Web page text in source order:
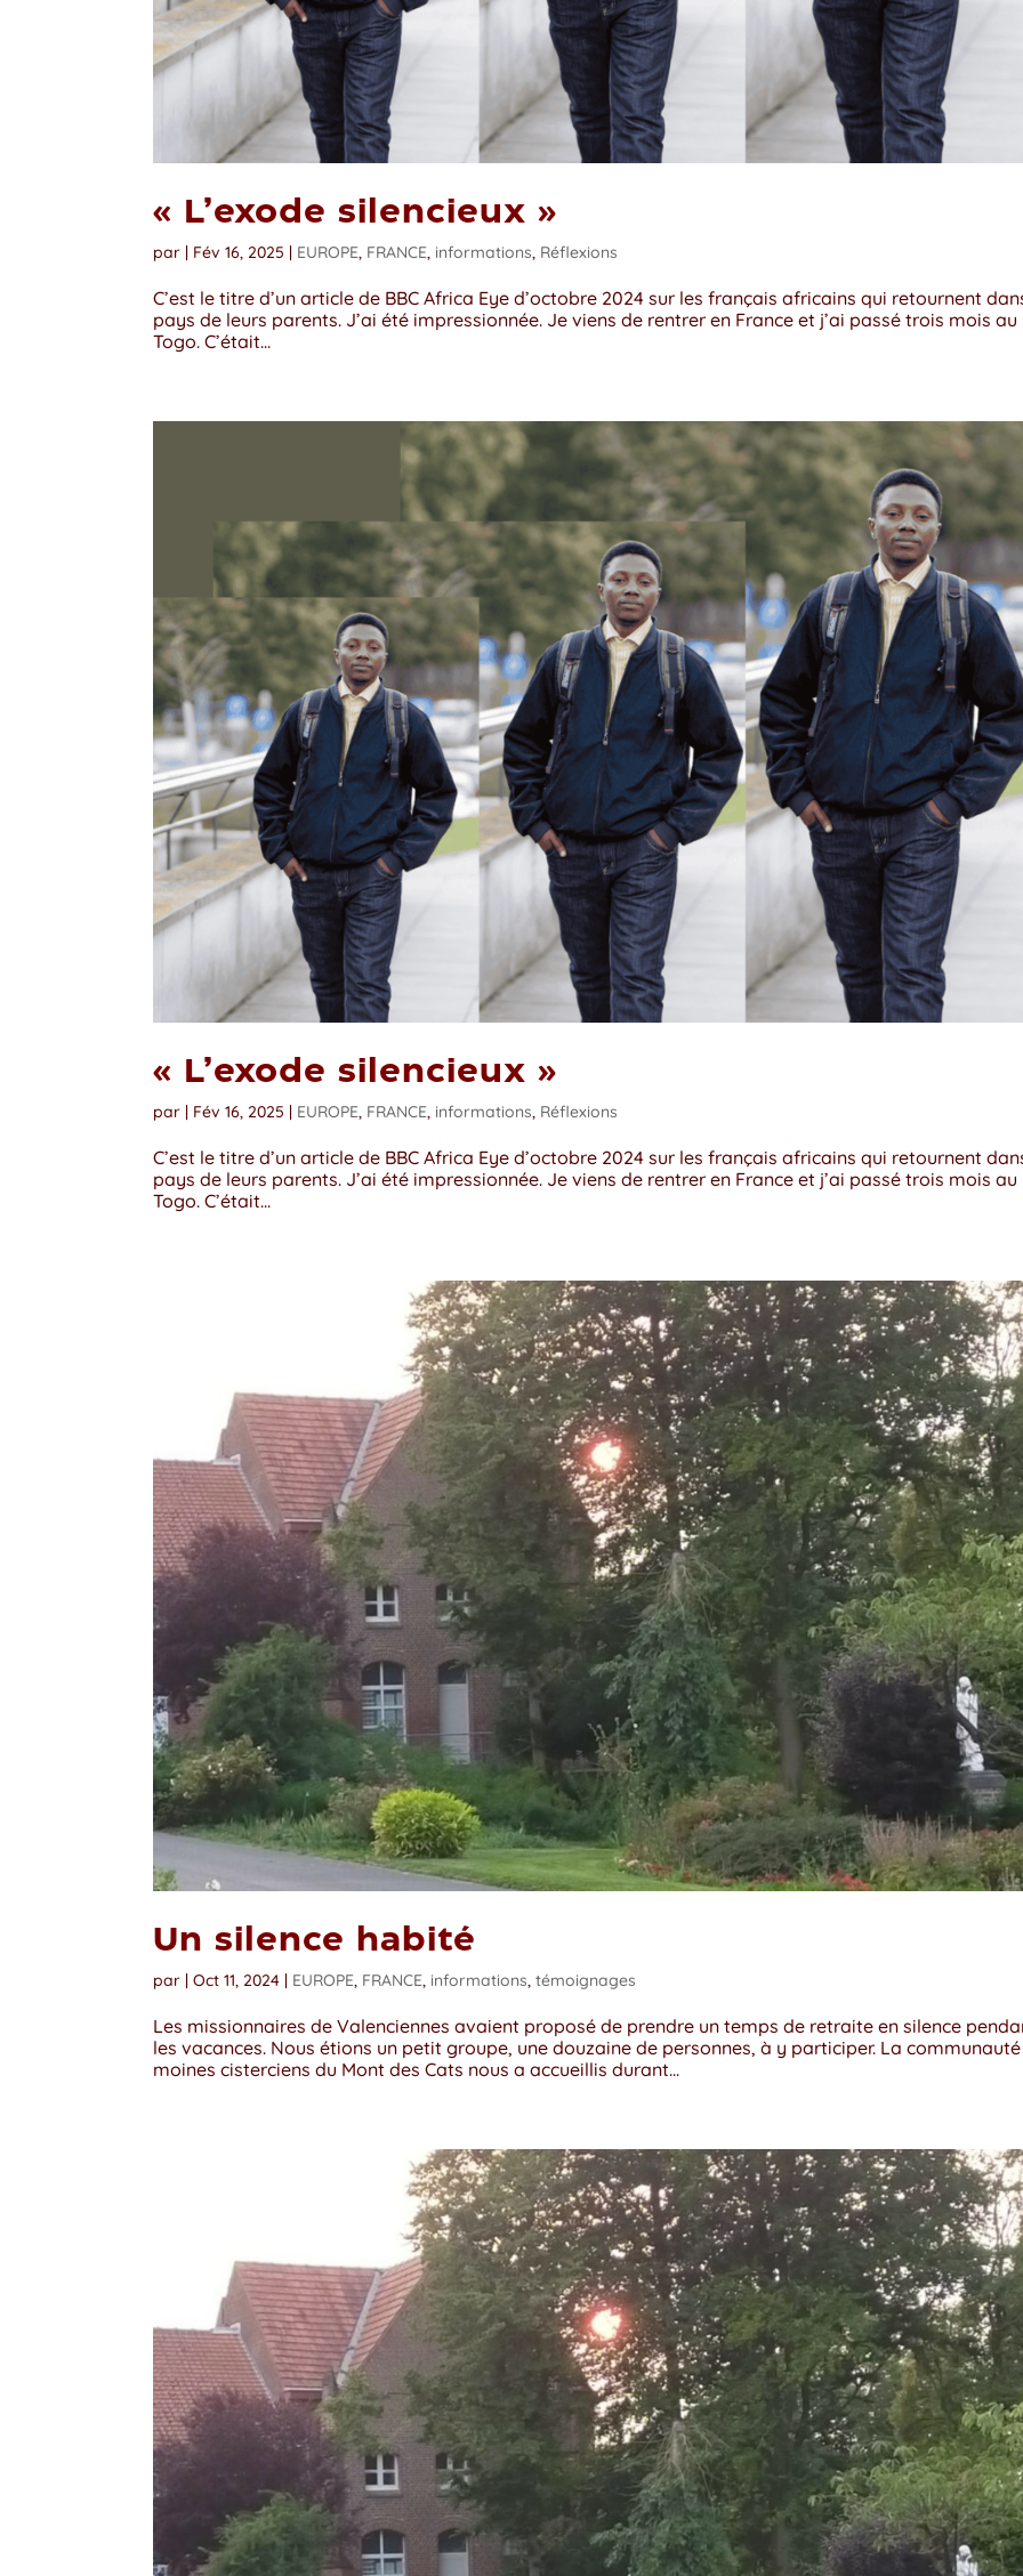
« L’exode silencieux »
par | Fév 16, 2025 | EUROPE, FRANCE, informations, Réflexions
C’est le titre d’un article de BBC Africa Eye d’octobre 2024 sur les français africains qui retournent
pays de leurs parents. J’ai été impressionnée. Je viens de rentrer en France et j’ai passé trois mois au
Togo. C’était...
« L’exode silencieux »
par | Fév 16, 2025 | EUROPE, FRANCE, informations, Réflexions
C’est le titre d’un article de BBC Africa Eye d’octobre 2024 sur les français africains qui retournent
pays de leurs parents. J’ai été impressionnée. Je viens de rentrer en France et j’ai passé trois mois au
Togo. C’était...
Un silence habité
par |Oct 11, 2024 | EUROPE, FRANCE, informations,témoignages
Les missionnaires de Valenciennes avaient proposé de prendre un temps de retraite en silence
les vacances. Nous étions un petit groupe, une douzaine de personnes, à y participer. La
moines cisterciens du Mont des Cats nous a accueillis durant...